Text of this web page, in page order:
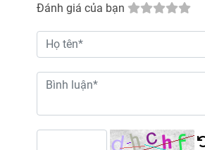
Đánh giá của bạn